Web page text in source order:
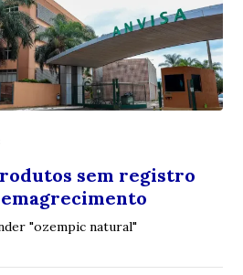
sem registro
"ozempic natural"